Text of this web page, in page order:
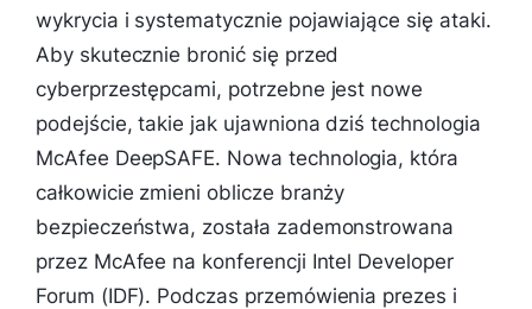
wykrycia i systematycznie pojawiające się ataki.
Aby skutecznie bronić się przed
cyberprzestępcami, potrzebne jest nowe
podejście, takie jak ujawniona dziś technologia
McAfee DeepSAFE. Nowa technologia, która
całkowicie zmieni oblicze branży
bezpieczeństwa, została zademonstrowana
przez McAfee na konferencji Intel Developer
Forum (IDF). Podczas przemówienia prezes i